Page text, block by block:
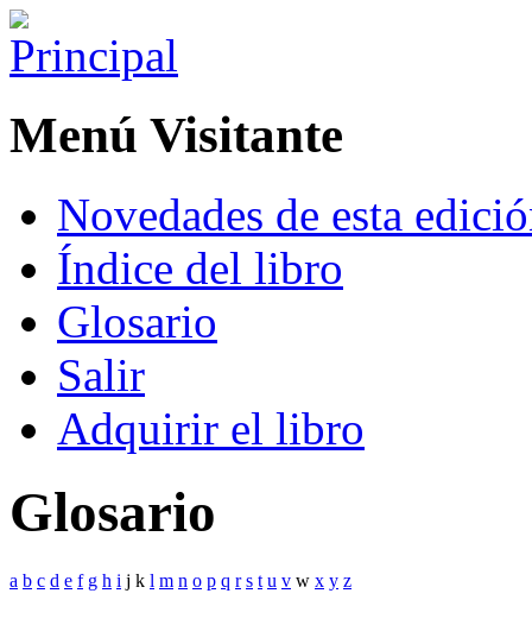
Menú Visitante
Novedades de esta
Índice del libro
Glosario
Salir
Adquirir el libro
Glosario
a b c d e f g h i j k l m n o p q r s t u v w x y z